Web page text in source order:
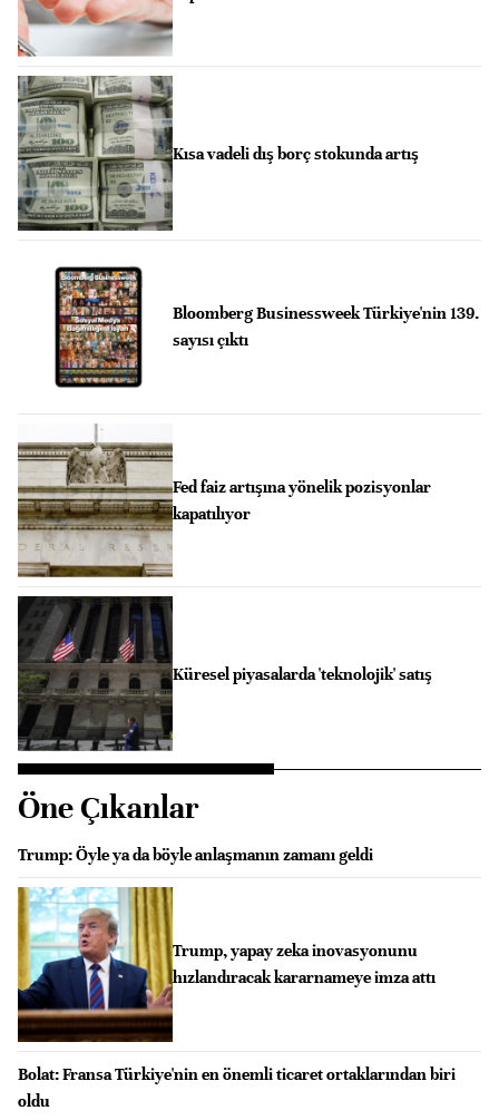
Kısa vadeli dış borç stokunda artış
Bloomberg Businessweek Türkiye'nin 139.
sayısı çıktı
Fed faiz artışına yönelik pozisyonlar
kapatılıyor
Küresel piyasalarda 'teknolojik' satış
Öne Çıkanlar
Trump: Öyle ya da böyle anlaşmanın zamanı geldi
Trump, yapay zeka inovasyonunu
hızlandıracak kararnameye imza attı
Bolat: Fransa Türkiye'nin en önemli ticaret ortaklarından biri
oldu